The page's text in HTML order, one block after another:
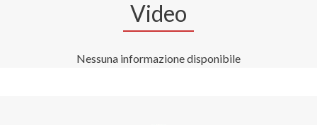
Video
Nessuna informazione disponibile